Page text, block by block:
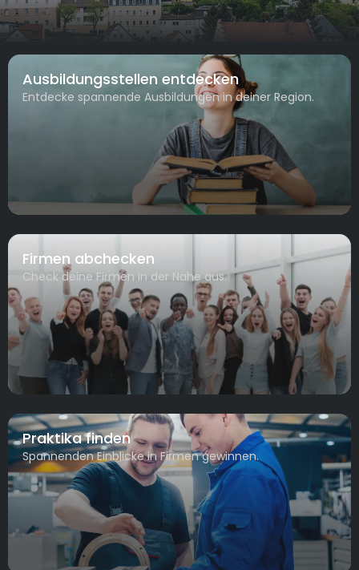
Ausbildungsstellen entdecken
Entdecke spannende Ausbildungen in deiner Region.
Firmen abchecken
Check deine Firmen in der Nähe aus.
Praktika finden
Spannenden Einblicke in Firmen gewinnen.